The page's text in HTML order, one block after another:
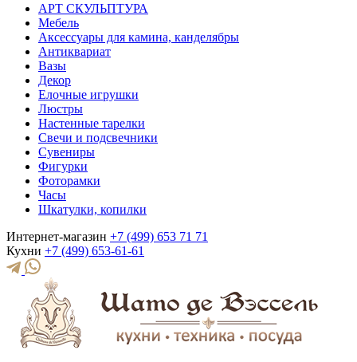
АРТ СКУЛЬПТУРА
Мебель
Аксессуары для камина, канделябры
Антиквариат
Вазы
Декор
Елочные игрушки
Люстры
Настенные тарелки
Свечи и подсвечники
Сувениры
Фигурки
Фоторамки
Часы
Шкатулки, копилки
Интернет-магазин +7 (499) 653 71 71
Кухни +7 (499) 653-61-61